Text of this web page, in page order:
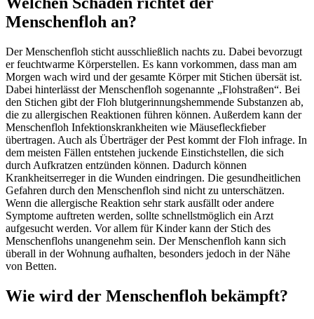
Menschenfloh an?
Der Menschenfloh sticht ausschließlich nachts zu. Dabei bevorzugt
er feuchtwarme Körperstellen. Es kann vorkommen, dass man am
Morgen wach wird und der gesamte Körper mit Stichen übersät ist.
Dabei hinterlässt der Menschenfloh sogenannte „Flohstraßen“. Bei
den Stichen gibt der Floh blutgerinnungshemmende Substanzen ab,
die zu allergischen Reaktionen führen können. Außerdem kann der
Menschenfloh Infektionskrankheiten wie Mäusefleckfieber
übertragen. Auch als Überträger der Pest kommt der Floh infrage. In
dem meisten Fällen entstehen juckende Einstichstellen, die sich
durch Aufkratzen entzünden können. Dadurch können
Krankheitserreger in die Wunden eindringen. Die gesundheitlichen
Gefahren durch den Menschenfloh sind nicht zu unterschätzen.
Wenn die allergische Reaktion sehr stark ausfällt oder andere
Symptome auftreten werden, sollte schnellstmöglich ein Arzt
aufgesucht werden. Vor allem für Kinder kann der Stich des
Menschenflohs unangenehm sein. Der Menschenfloh kann sich
überall in der Wohnung aufhalten, besonders jedoch in der Nähe
von Betten.
Wie wird der Menschenfloh bekämpft?